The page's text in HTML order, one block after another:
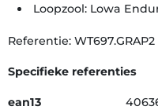
Loopzool: Lowa
Referentie: WT697.GRAP2
Specifieke referenties
ean13